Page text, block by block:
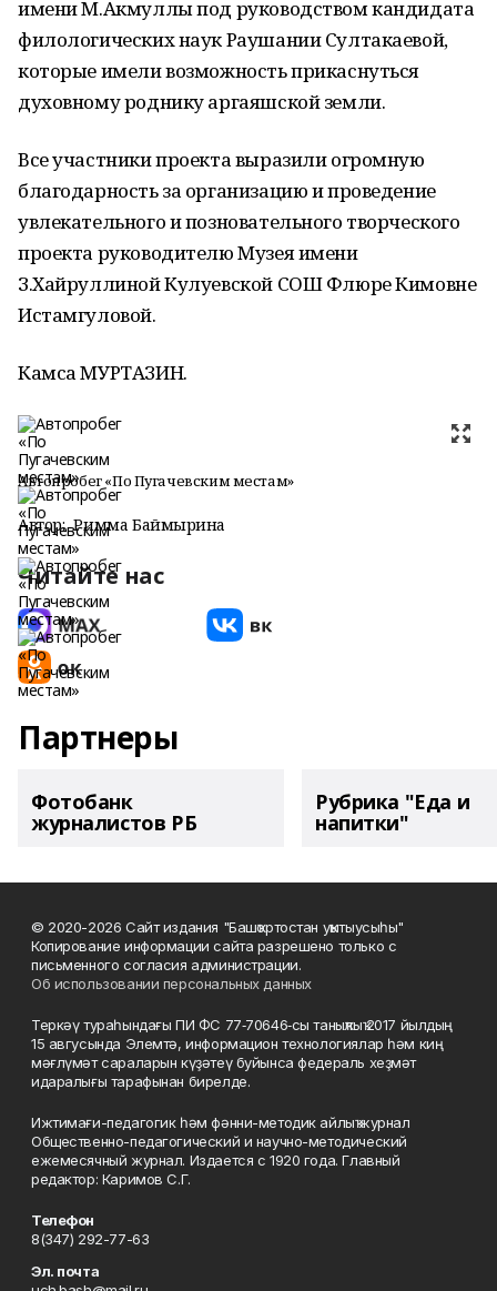
имени М.Акмуллы под руководством кандидата
филологических наук Раушании Султакаевой,
которые имели возможность прикаснуться
духовному роднику аргаяшской земли.
Все участники проекта выразили огромную
благодарность за организацию и проведение
увлекательного и позновательного творческого
проекта руководителю Музея имени
З.Хайруллиной Кулуевской СОШ Флюре Кимовне
Истамгуловой.
Камса МУРТАЗИН.
Автопробег «По Пугачевским местам»
Автор: Римма Баймырҙина
Читайте нас
Партнеры
Фотобанк
журналистов РБ
Рубрика "Еда и
напитки"
© 2020-2026 Сайт издания "Башҡортостан уҡытыусыһы"
Копирование информации сайта разрешено только с
письменного согласия администрации.
Об использовании персональных данных
Теркәү тураһындағы ПИ ФС 77‑70646‑сы таныҡлыҡ 2017 йылдың
15 авгусында Элемтә, информацион технологиялар һәм киң
мәғлүмәт сараларын күҙәтеү буйынса федераль хеҙмәт
идаралығы тарафынан бирелде.
Ижтимағи-педагогик һәм фәнни-методик айлыҡ журнал
Общественно-педагогический и научно-методический
ежемесячный журнал. Издается с 1920 года. Главный
редактор: Каримов С.Г.
Телефон
8(347) 292-77-63
Эл. почта